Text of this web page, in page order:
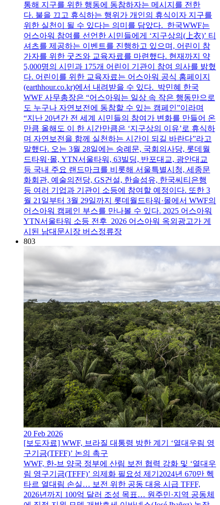
통해 지구를 위한 행동에 동참하자는 메시지를 전한
다. 불을 끄고 휴식하는 행위가 개인의 휴식이자 지구를
위한 실천이 될 수 있다는 의미를 담았다. 한국WWF는
어스아워 참여를 선언한 시민들에게 ‘지구상의(上衣)’ 티
셔츠를 제공하는 이벤트를 진행하고 있으며, 어린이 참
가자를 위한 굿즈와 교육자료를 마련했다. 현재까지 약
5,000명의 시민과 175개 어린이 기관이 참여 의사를 밝혔
다. 어린이를 위한 교육자료는 어스아워 공식 홈페이지
(earthhour.co.kr)에서 내려받을 수 있다. 박민혜 한국
WWF 사무총장은 “어스아워는 일상 속 작은 행동만으로
도 누구나 자연보전에 동참할 수 있는 캠페인”이라며
“지난 20년간 전 세계 시민들의 참여가 변화를 만들어 온
만큼 올해도 이 한 시간만큼은 ‘지구상의 이유’로 휴식하
며 자연보전을 함께 실천하는 시간이 되길 바란다”라고
말했다. 오는 3월 28일에는 숭례문, 국회의사당, 롯데월
드타워·몰, YTN서울타워, 63빌딩, 반포대교, 광안대교
등 국내 주요 랜드마크를 비롯해 서울특별시청, 세종문
화회관, 예술의전당, GS건설, 한솔섬유, 한국씨티은행
등 여러 기업과 기관이 소등에 참여할 예정이다. 또한 3
월 21일부터 3월 29일까지 롯데월드타워·몰에서 WWF의
어스아워 캠페인 부스를 만나볼 수 있다. 2025 어스아워
YTN서울타워 소등 전후 2026 어스아워 옥외광고가 게
시된 남대문시장 버스정류장
803
20 Feb 2026
[보도자료] WWF, 브라질 대통령 방한 계기 ‘열대우림 영
구기금(TFFF)’ 논의 촉구
WWF, 한-브 양국 정부에 산림 보전 협력 강화 및 ‘열대우
림 영구기금(TFFF)’ 의제화 필요성 제기2024년 670만 헥
타르 열대림 손실… 보전 위한 공동 대응 시급 TFFF,
2026년까지 100억 달러 조성 목표… 원주민·지역 공동체